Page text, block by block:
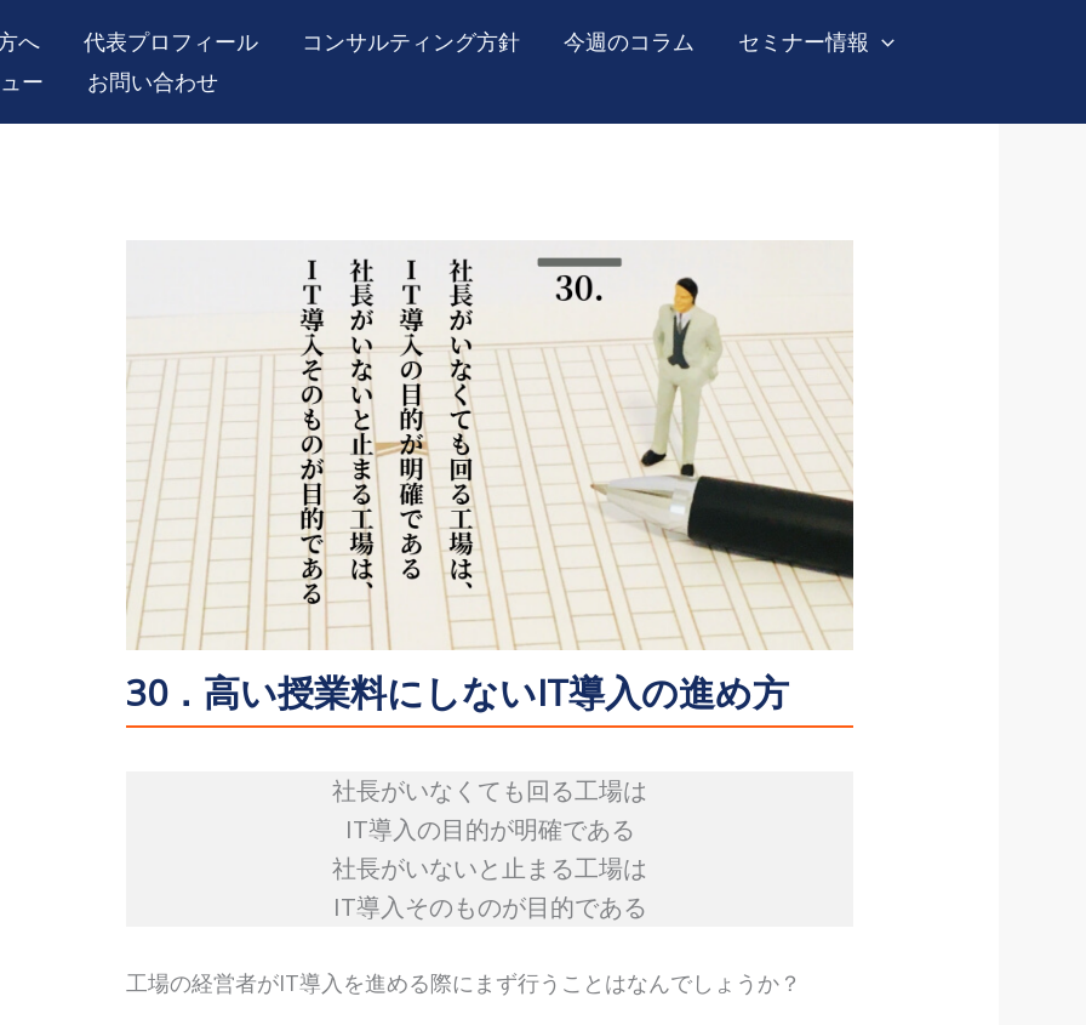
へ 代表プロフィール コンサルティング方針 今週のコラム
セミナー情報
ー
お問い合わせ
30．高い授業料にしないIT導入の進め方
社長がいなくても回る工場は
IT導入の目的が明確である
社長がいないと止まる工場は
IT導入そのものが目的である
工場の経営者がIT導入を進める際にまず行うことはなんでしょうか？